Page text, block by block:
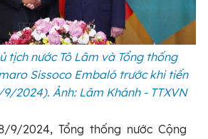
tịch nước Tô Lâm và Tổng thống
Sissoco Embaló trước khi tiến
2024). Ảnh: Lâm Khánh - TTXVN
9/2024, Tổng thống nước Cộng